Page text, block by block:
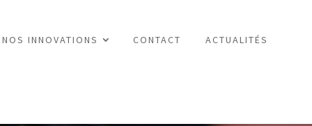
NOS INNOVATIONS CONTACT ACTUALITÉS